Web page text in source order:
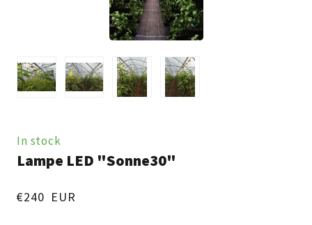
In stock
Lampe LED "Sonne30"
€240  EUR